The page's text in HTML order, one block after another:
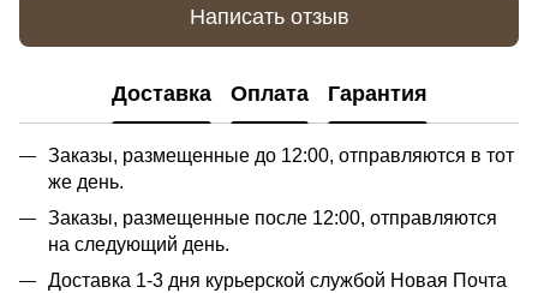
Написать отзыв
Доставка Оплата Гарантия
Заказы, размещенные до 12:00, отправляются в тот
же день.
Заказы, размещенные после 12:00, отправляются
на следующий день.
Доставка 1-3 дня курьерской службой Новая Почта